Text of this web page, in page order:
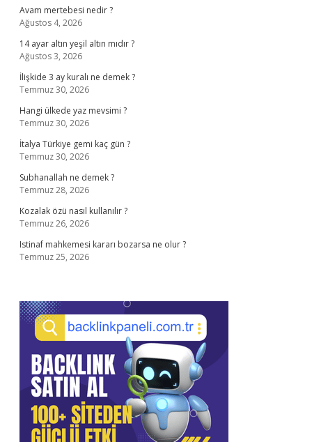
Avam mertebesi nedir ?
Ağustos 4, 2026
14 ayar altın yeşil altın mıdır ?
Ağustos 3, 2026
İlişkide 3 ay kuralı ne demek ?
Temmuz 30, 2026
Hangi ülkede yaz mevsimi ?
Temmuz 30, 2026
İtalya Türkiye gemi kaç gün ?
Temmuz 30, 2026
Subhanallah ne demek ?
Temmuz 28, 2026
Kozalak özü nasıl kullanılır ?
Temmuz 26, 2026
Istinaf mahkemesi kararı bozarsa ne olur ?
Temmuz 25, 2026